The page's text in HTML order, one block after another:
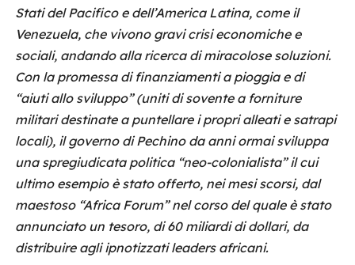
Stati del Pacifico e dell’America Latina, come il
Venezuela, che vivono gravi crisi economiche e
sociali, andando alla ricerca di miracolose soluzioni.
Con la promessa di finanziamenti a pioggia e di
“aiuti allo sviluppo” (uniti di sovente a forniture
militari destinate a puntellare i propri alleati e satrapi
locali), il governo di Pechino da anni ormai sviluppa
una spregiudicata politica “neo-colonialista” il cui
ultimo esempio è stato offerto, nei mesi scorsi, dal
maestoso “Africa Forum” nel corso del quale è stato
annunciato un tesoro, di 60 miliardi di dollari, da
distribuire agli ipnotizzati leaders africani.